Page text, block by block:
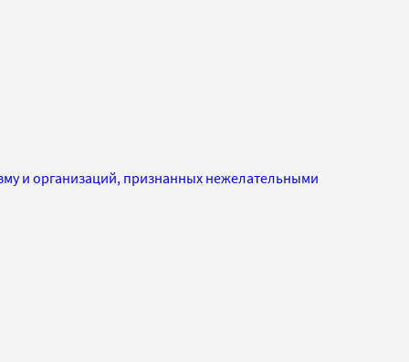
и организаций, признанных нежелательными